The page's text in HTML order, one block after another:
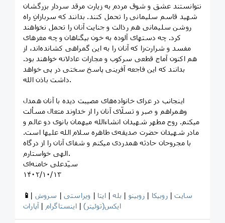
نتوانستند عشق و شوق مردم به زیارت مرقد سردار بزرگشان
شهید قاسم سلیمانی را تحمل کنند. بدانند که سربازانِ راه
روشن سلیمانی هم رذالت و جنایت آنان را تحمل نخواهند
کرد. چه دستهای آلوده به خون بیگناهان و چه مغزهای
مفسد و شرارت‌زا که آنان را به این گمراهی کشانده‌اند، از
هم اکنون آماج قطعی سرکوب و مجازات عادلانه خواهند بود.
بدانند که این فاجعه آفرینی پاسخ سختی در پی خواهد
داشت باذن الله.
اینجانب در عزای خانواده‌های مصیبت دیده با آنان همدل
وهمراهم و صبر و تسلّای آنان را از خداوند متعال مسألت
میکنم. روح مطهر شهیدان انشاءالله میهمان بانوی دو عالم و
مادر شهیدان حضرت صدیقه‌ی طاهره سلام الله علیها است.
با مجروحان حادثه همدردی میکنم و شفای آنان را از درگاه
الهی خواستارم.
سیّدعلی خامنه‌ای
۱۴۰۲/۱۰/۱۳
📱 سایت|روبیکا |روبینو | بله|ایتا | ویراستی| سروش |
ایکس(توئیتر)|اینستاگرام |آپارات